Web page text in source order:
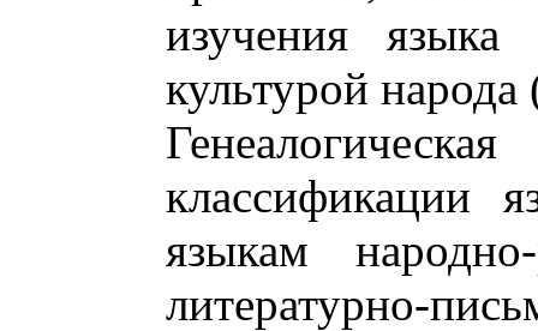
изучения
культурой
классификации
языкам
литературно-